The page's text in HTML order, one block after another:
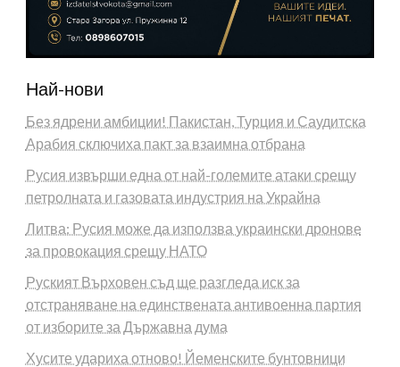
Най-нови
Без ядрени амбиции! Пакистан, Турция и Саудитска
Арабия сключиха пакт за взаимна отбрана
Русия извърши една от най-големите атаки срещу
петролната и газовата индустрия на Украйна
Литва: Русия може да използва украински дронове
за провокация срещу НАТО
Руският Върховен съд ще разгледа иск за
отстраняване на единствената антивоенна партия
от изборите за Държавна дума
Хусите удариха отново! Йеменските бунтовници